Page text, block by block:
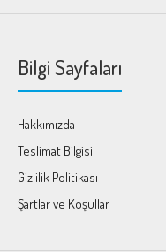
Bilgi Sayfaları
Hakkımızda
Teslimat Bilgisi
Gizlilik Politikası
Şartlar ve Koşullar